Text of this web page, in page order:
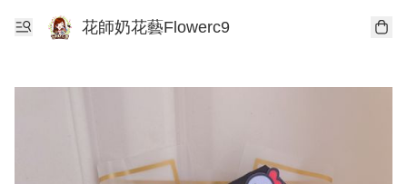
花師奶花藝Flowerc9